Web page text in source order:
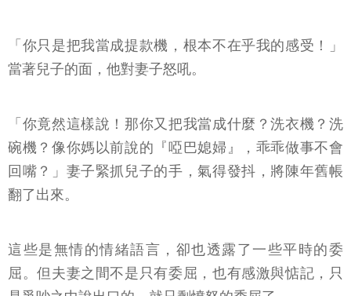
「你只是把我當成提款機，根本不在乎我的感受！」
當著兒子的面，他對妻子怒吼。
「你竟然這樣說！那你又把我當成什麼？洗衣機？洗
碗機？像你媽以前說的『啞巴媳婦』，乖乖做事不會
回嘴？」妻子緊抓兒子的手，氣得發抖，將陳年舊帳
翻了出來。
這些是無情的情緒語言，卻也透露了一些平時的委
屈。但夫妻之間不是只有委屈，也有感激與惦記，只